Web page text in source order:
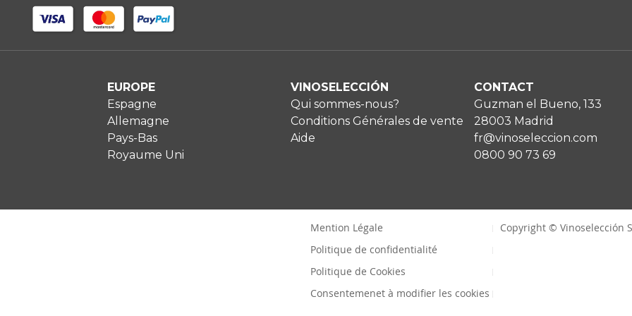
EUROPE
Espagne
Allemagne
Pays-Bas
Royaume Uni
VINOSELECCIÓN
Qui sommes-nous?
Conditions Générales de vente
Aide
CONTACT
Guzman el Bueno, 133
28003 Madrid
fr@vinoseleccion.com
0800 90 73 69
Mention Légale
Politique de confidentialité
Politique de Cookies
Consentemenet à modifier les cookies
Copyright © Vinoselección